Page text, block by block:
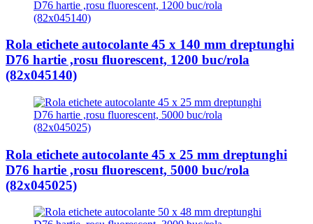
Rola etichete autocolante 45 x 140 mm dreptunghi
D76 hartie ,rosu fluorescent, 1200 buc/rola
(82x045140)
Rola etichete autocolante 45 x 25 mm dreptunghi
D76 hartie ,rosu fluorescent, 5000 buc/rola
(82x045025)